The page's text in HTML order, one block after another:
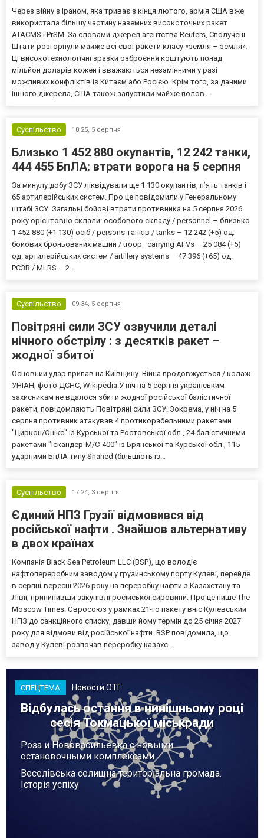
Через війну з Іраном, яка триває з кінця лютого, армія США вже
використала більшу частину наземних високоточних ракет
ATACMS і PrSM. За словами джерел агентства Reuters, Сполучені
Штати розгорнули майже всі свої ракети класу «земля – земля».
Ці високотехнологічні зразки озброєння коштують понад
мільйон доларів кожен і вважаються незамінними у разі
можливих конфліктів із Китаєм або Росією. Крім того, за даними
іншого джерела, США також запустили майже полов...
Суспільство 10:25, 5 серпня
Близько 1 452 880 окупантів, 12 242 танки,
444 455 БпЛА: втрати ворога на 5 серпня
За минулу добу ЗСУ ліквідували ще 1 130 окупантів, пʼять танків і
65 артилерійських систем. Про це повідомили у Генеральному
штабі ЗСУ. Загальні бойові втрати противника на 5 серпня 2026
року орієнтовно склали: особового складу / personnel – близько
1 452 880 (+1 130) осіб / persons танків / tanks – 12 242 (+5) од.
бойових броньованих машин / troop–carrying AFVs – 25 084 (+5)
од. артилерійських систем / artillery systems – 47 396 (+65) од.
РСЗВ / MLRS – 2...
Суспільство 09:34, 5 серпня
Повітряні сили ЗСУ озвучили деталі
нічного обстрілу : з десятків ракет –
жодної збитої
Основний удар припав на Київщину. Війна продовжується / колаж
УНІАН, фото ДСНС, Wikipedia У ніч на 5 серпня українським
захисникам не вдалося збити жодної російської балістичної
ракети, повідомляють Повітряні сили ЗСУ. Зокрема, у ніч на 5
серпня противник атакував 4 протикорабельними ракетами
"Циркон/Онікс" із Курської та Ростовської обл., 24 балістичними
ракетами "Іскандер-М/С-400" із Брянської та Курської обл., 115
ударними БпЛА типу Shahed (більшість із...
Суспільство 17:24, 3 серпня
Єдиний НПЗ Грузії відмовився від
російської нафти . Знайшов альтернативу
в двох країнах
Компанія Black Sea Petroleum LLC (BSP), що володіє
нафтопереробним заводом у грузинському порту Кулеві, перейде
в серпні-вересні 2026 року на переробку нафти з Казахстану та
Лівії, припинивши закупівлі російської сировини. Про це пише The
Moscow Times. Євросоюз у рамках 21-го пакету вніс Кулевський
НПЗ до санкційного списку, давши йому термін до 25 січня 2027
року для відмови від російської нафти. BSP повідомила, що
завод у Кулеві розпочав переробку казахс...
СПЕЦТЕМА Новости ОТГ
Відбулась остання в нинішньому році
сесія Токмацької міськради
Роза и Нововасильевка с новыми
остановочными комплексами
Веселівська селищна територіальна громада.
Історія успіху